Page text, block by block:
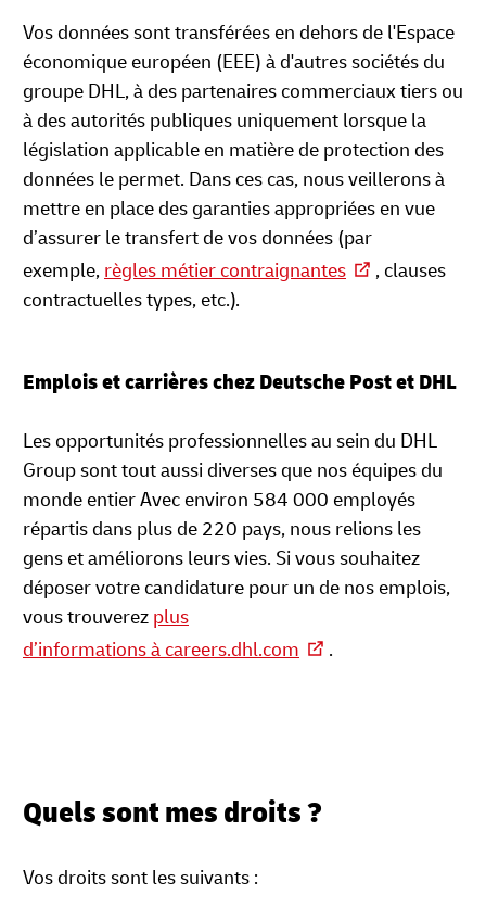
Vos données sont transférées en dehors de l'Espace
économique européen (EEE) à d'autres sociétés du
groupe DHL, à des partenaires commerciaux tiers ou
à des autorités publiques uniquement lorsque la
législation applicable en matière de protection des
données le permet. Dans ces cas, nous veillerons à
mettre en place des garanties appropriées en vue
d’assurer le transfert de vos données (par
exemple, règles métier contraignantes
, clauses
contractuelles types, etc.).
Emplois et carrières chez Deutsche Post et DHL
Les opportunités professionnelles au sein du DHL
Group sont tout aussi diverses que nos équipes du
monde entier Avec environ 584 000 employés
répartis dans plus de 220 pays, nous relions les
gens et améliorons leurs vies. Si vous souhaitez
déposer votre candidature pour un de nos emplois,
vous trouverez plus
d’informations à careers.dhl.com
.
Quels sont mes droits ?
Vos droits sont les suivants :